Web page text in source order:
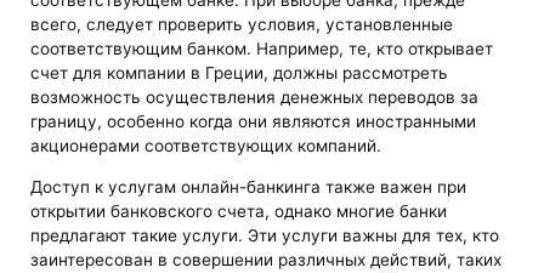
всего, следует проверить условия, установленные
соответствующим банком. Например, те, кто открывает
счет для компании в Греции, должны рассмотреть
возможность осуществления денежных переводов за
границу, особенно когда они являются иностранными
акционерами соответствующих компаний.
Доступ к услугам онлайн-банкинга также важен при
открытии банковского счета, однако многие банки
предлагают такие услуги. Эти услуги важны для тех, кто
заинтересован в совершении различных действий, таких